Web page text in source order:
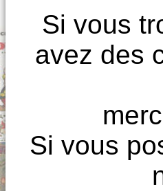
Si vous
avez des
Si vous